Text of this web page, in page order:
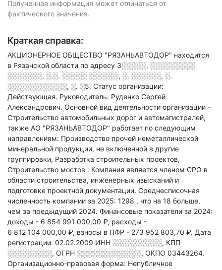
Полученная информация может отличаться от
фактического значения.
Краткая справка:
АКЦИОНЕРНОЕ ОБЩЕСТВО "РЯЗАНЬАВТОДОР" находится
в Рязанской области по адресу 3░░░░░, ░░░░░░░░░
░░░░░░░, ░.░. ░░░░░ ░░░░░░, ░. ░░░░░░, ░.
░░░░░░░░░░░░, ░. ░5. Статус организации:
Действующая. Руководитель: Руденко Сергей
Александрович. Основной вид деятельности организации -
Строительство автомобильных дорог и автомагистралей,
также АО "РЯЗАНЬАВТОДОР" работает по следующим
направлениям: Производство прочей неметаллической
минеральной продукции, не включенной в другие
группировки, Разработка строительных проектов,
Строительство мостов . Компания является членом СРО в
области строительства, инженерных изысканий и
подготовке проектной документации. Среднесписочная
численность компании за 2025: 1298 , что на 18 больше,
чем за предыдущий 2024. Финансовые показатели за 2024:
доходы - 6 854 991 000,00 ₽, расходы -
6 812 104 000,00 ₽, взносы в ПФР - 273 952 803,70 ₽. Дата
регистрации: 02.02.2009 ИНН ░░░░░░░░░░, КПП
░░░░░░░░░, ОГРН ░░░░░░░░░░░░░, ОКПО 03443264.
Организационно-правовая форма: Непубличное